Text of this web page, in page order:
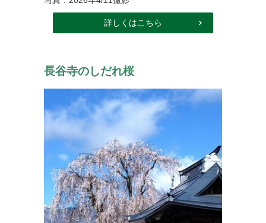
詳しくはこちら
長谷寺のしだれ桜